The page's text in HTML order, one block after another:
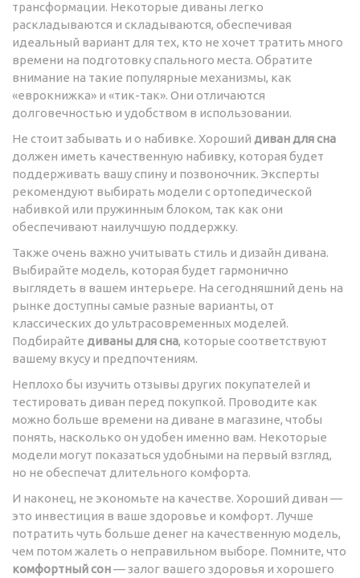
трансформации. Некоторые диваны легко
раскладываются и складываются, обеспечивая
идеальный вариант для тех, кто не хочет тратить много
времени на подготовку спального места. Обратите
внимание на такие популярные механизмы, как
«еврокнижка» и «тик-так». Они отличаются
долговечностью и удобством в использовании.
Не стоит забывать и о набивке. Хороший диван для сна
должен иметь качественную набивку, которая будет
поддерживать вашу спину и позвоночник. Эксперты
рекомендуют выбирать модели с ортопедической
набивкой или пружинным блоком, так как они
обеспечивают наилучшую поддержку.
Также очень важно учитывать стиль и дизайн дивана.
Выбирайте модель, которая будет гармонично
выглядеть в вашем интерьере. На сегодняшний день на
рынке доступны самые разные варианты, от
классических до ультрасовременных моделей.
Подбирайте диваны для сна, которые соответствуют
вашему вкусу и предпочтениям.
Неплохо бы изучить отзывы других покупателей и
тестировать диван перед покупкой. Проводите как
можно больше времени на диване в магазине, чтобы
понять, насколько он удобен именно вам. Некоторые
модели могут показаться удобными на первый взгляд,
но не обеспечат длительного комфорта.
И наконец, не экономьте на качестве. Хороший диван —
это инвестиция в ваше здоровье и комфорт. Лучше
потратить чуть больше денег на качественную модель,
чем потом жалеть о неправильном выборе. Помните, что
комфортный сон— залог вашего здоровья и хорошего